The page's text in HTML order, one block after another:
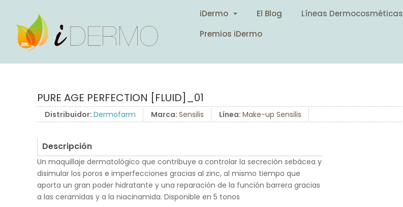
iDermo El Blog Líneas Dermocosméticas
Premios iDermo
PURE AGE PERFECTION [FLUID]_01
Distribuidor: Dermofarm Marca: Sensilis Línea: Make-up Sensilis
Descripción
Un maquillaje dermatológico que contribuye a controlar la secreción sebácea y
disimular los poros e imperfecciones gracias al zinc, al mismo tiempo que
aporta un gran poder hidratante y una reparación de la función barrera gracias
a las ceramidas y a la niacinamida. Disponible en 5 tonos